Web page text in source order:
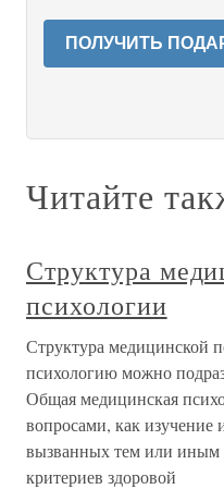
ПОЛУЧИТЬ
Читайте
Структура
психологии
Структура медицинской
психологию можно
Общая медицинская
вопросами, как изучение
вызванных тем или иным
критериев здоровой